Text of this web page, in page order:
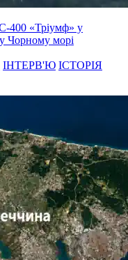
400 «Тріумф» у
Чорному морі
ІНТЕРВ'Ю ІСТОРІЯ